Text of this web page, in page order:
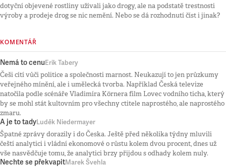
dotyční objevené rostliny užívali jako drogy, ale na podstatě trestnosti
výroby a prodeje drog se nic nemění. Nebo se dá rozhodnutí číst i jinak?
KOMENTÁŘ
Nemá to cenuErik Tabery
Češi cítí vůči politice a společnosti marnost. Neukazují to jen průzkumy
veřejného mínění, ale i umělecká tvorba. Například Česká televize
natočila podle scénáře Vladimíra Körnera film Lovec vodního ticha, který
by se mohl stát kultovním pro všechny ctitele naprostého, ale naprostého
zmaru.
A je to tadyLuděk Niedermayer
Špatné zprávy dorazily i do Česka. Ještě před několika týdny mluvili
čeští analytici i vládní ekonomové o růstu kolem dvou procent, dnes už
vše nasvědčuje tomu, že analytici brzy přijdou s odhady kolem nuly.
Nechte se překvapitMarek Švehla